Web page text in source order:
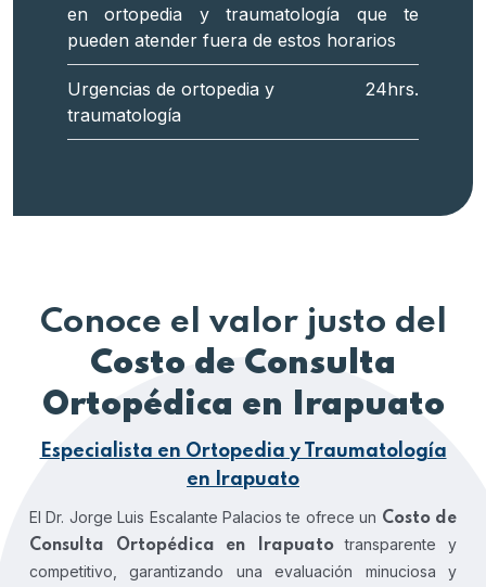
en ortopedia y traumatología que te
pueden atender fuera de estos horarios
Urgencias de ortopedia y
traumatología
24hrs.
Conoce el valor justo del
Costo de Consulta
Ortopédica en Irapuato
Especialista en Ortopedia y Traumatología
en Irapuato
El Dr. Jorge Luis Escalante Palacios te ofrece un Costo de
Consulta Ortopédica en Irapuatotransparente y
competitivo, garantizando una evaluación minuciosa y